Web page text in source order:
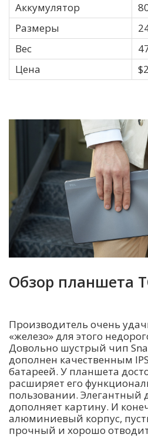
Аккумулятор
Размеры
Вес
Цена
Обзор планшета
Производитель очень
«железо» для этого
Довольно шустрый чип
дополнен качественным
батареей. У планшета
расширяет его
пользовании. Элегантный
дополняет картину. И
алюминиевый корпус,
прочный и хорошо